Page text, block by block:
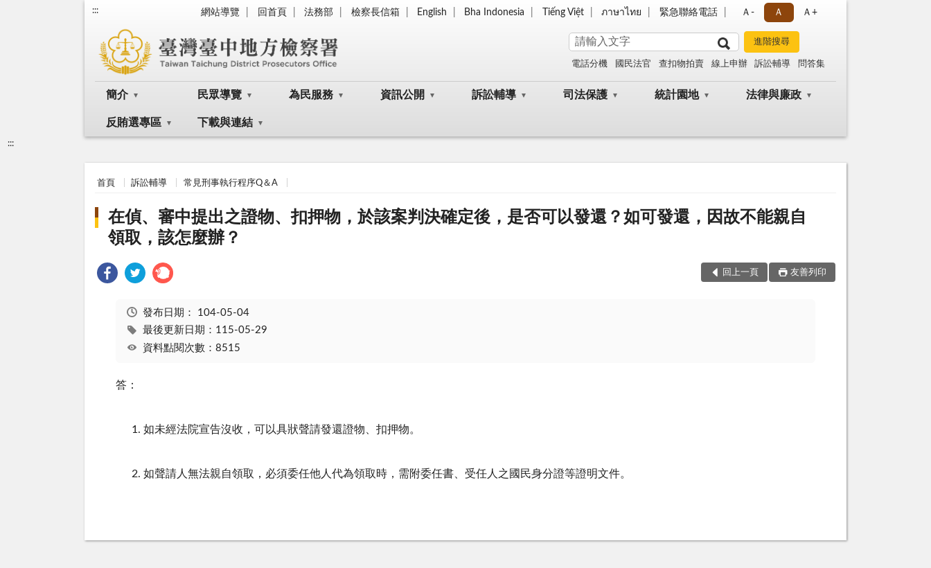
::: 網站導覽 回首頁 法務部 檢察長信箱 English Bha Indonesia Tiếng Việt ภาษาไทย 緊急聯絡電話 Ａ- Ａ Ａ+
電話分機 國民法官 查扣物拍賣 線上申辦 訴訟輔導 問答集
簡介 民眾導覽 為民服務 資訊公開 訴訟輔導 司法保護 統計園地 法律與廉政
反賄選專區 下載與連結
:::
首頁 訴訟輔導 常見刑事執行程序Q＆A
在偵、審中提出之證物、扣押物，於該案判決確定後，是否可以發還？如可發還，因故不能親自
領取，該怎麼辦？
回上一頁 友善列印
發布日期： 104-05-04
最後更新日期：115-05-29
資料點閱次數：8515
答：
如未經法院宣告沒收，可以具狀聲請發還證物、扣押物。
如聲請人無法親自領取，必須委任他人代為領取時，需附委任書、受任人之國民身分證等證明文件。